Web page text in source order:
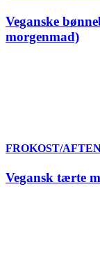
Veganske
morgenmad)
FROKOST/
Vegansk tærte